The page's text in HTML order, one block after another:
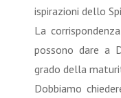
ispirazioni dello
La
possono dare a
grado della
Dobbiamo